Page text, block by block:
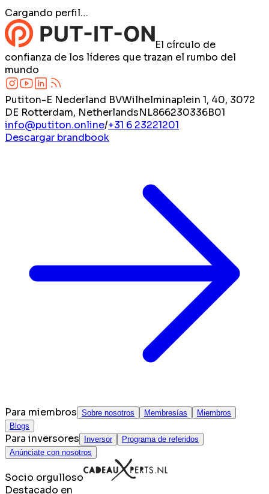
Cargando perfil…
El círculo de
confianza de los líderes que trazan el rumbo del
mundo
Putiton-E Nederland BVWilhelminaplein 1, 40, 3072
DE Rotterdam, NetherlandsNL866230336B01
info@putiton.online/+31 6 23221201
Descargar brandbook
Para miembros Sobre nosotros Membresías
Miembros
Blogs
Para inversores Inversor
Programa de referidos
Anúnciate con nosotros
Socio orgulloso
Destacado en